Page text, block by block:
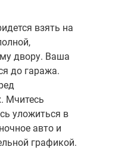
взять на
двору. Ваша
до гаража.
Мчитесь
уложиться в
авто и
графикой.